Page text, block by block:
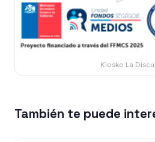
Kiosko La
También te puede